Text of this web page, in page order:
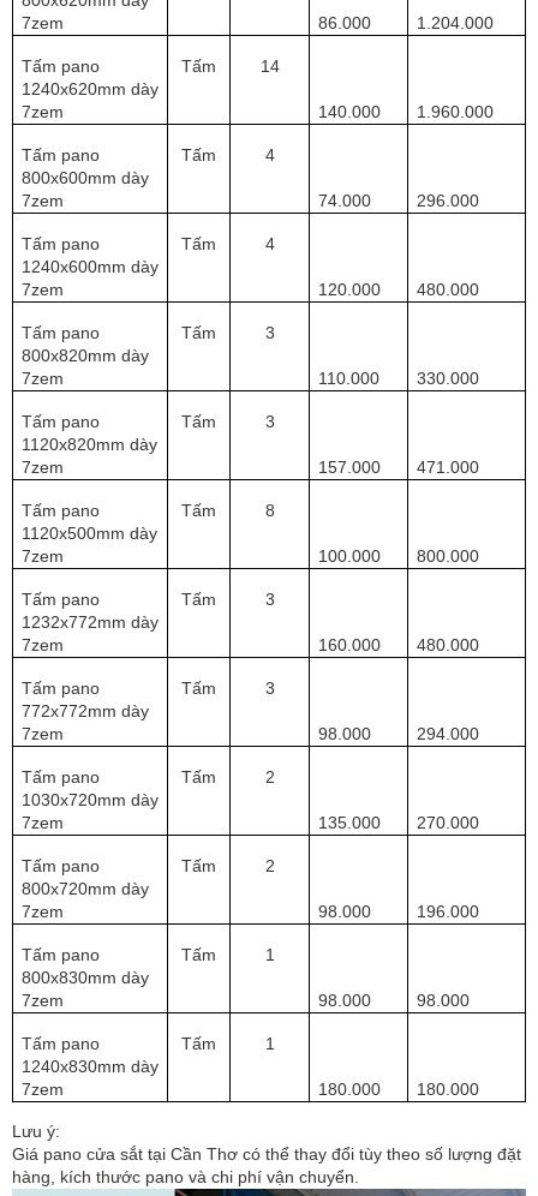
7zem
86.000 1.204.000
Tấm pano
1240x620mm dày
7zem
Tấm 14
140.000 1.960.000
Tấm pano
800x600mm dày
7zem
Tấm 4
74.000 296.000
Tấm pano
1240x600mm dày
7zem
Tấm 4
120.000 480.000
Tấm pano
800x820mm dày
7zem
Tấm 3
110.000 330.000
Tấm pano
1120x820mm dày
7zem
Tấm 3
157.000 471.000
Tấm pano
1120x500mm dày
7zem
Tấm 8
100.000 800.000
Tấm pano
1232x772mm dày
7zem
Tấm 3
160.000 480.000
Tấm pano
772x772mm dày
7zem
Tấm 3
98.000 294.000
Tấm pano
1030x720mm dày
7zem
Tấm 2
135.000 270.000
Tấm pano
800x720mm dày
7zem
Tấm 2
98.000 196.000
Tấm pano
800x830mm dày
7zem
Tấm 1
98.000 98.000
Tấm pano
1240x830mm dày
7zem
Tấm 1
180.000 180.000
Lưu ý:
Giá pano cửa sắt tại Cần Thơ có thể thay đổi tùy theo số lượng đặt
hàng, kích thước pano và chi phí vận chuyển.